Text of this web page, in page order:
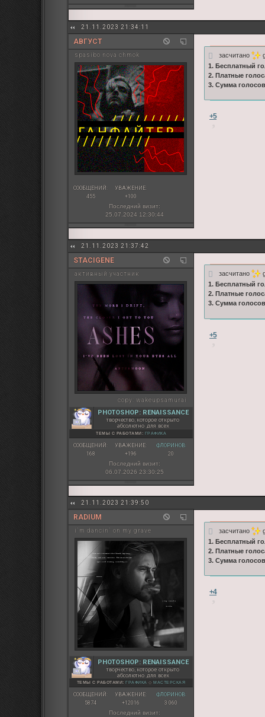
21.11.2023 21:34:11
АВГУСТ
spasibo nova chmok
СООБЩЕНИЙ:
455
УВАЖЕНИЕ:
+100
Последний визит:
25.07.2024 12:30:44
засчитано
1. Бесплатный
2. Платные
3. Сумма
+5
21.11.2023 21:37:42
STACIGENE
активный участник
copy: wakeupsamurai
PHOTOSHOP: RENAISSANCE
творчество, которое открыто
абсолютно для всех
ТЕМЫ С РАБОТАМИ: ГРАФИКА
СООБЩЕНИЙ:
168
УВАЖЕНИЕ:
+196
ФЛОРИНОВ:
20
Последний визит:
06.07.2026 23:30:25
засчитано
1. Бесплатный
2. Платные
3. Сумма
+5
21.11.2023 21:39:50
RADIUM
i`m dancin` on my grave
PHOTOSHOP: RENAISSANCE
творчество, которое открыто
абсолютно для всех
ТЕМЫ С РАБОТАМИ: ГРАФИКА ◇ МАСТЕРСКАЯ
СООБЩЕНИЙ:
5874
УВАЖЕНИЕ:
+12016
ФЛОРИНОВ:
3 060
Последний визит:
засчитано
1. Бесплатный
2. Платные
3. Сумма
+4